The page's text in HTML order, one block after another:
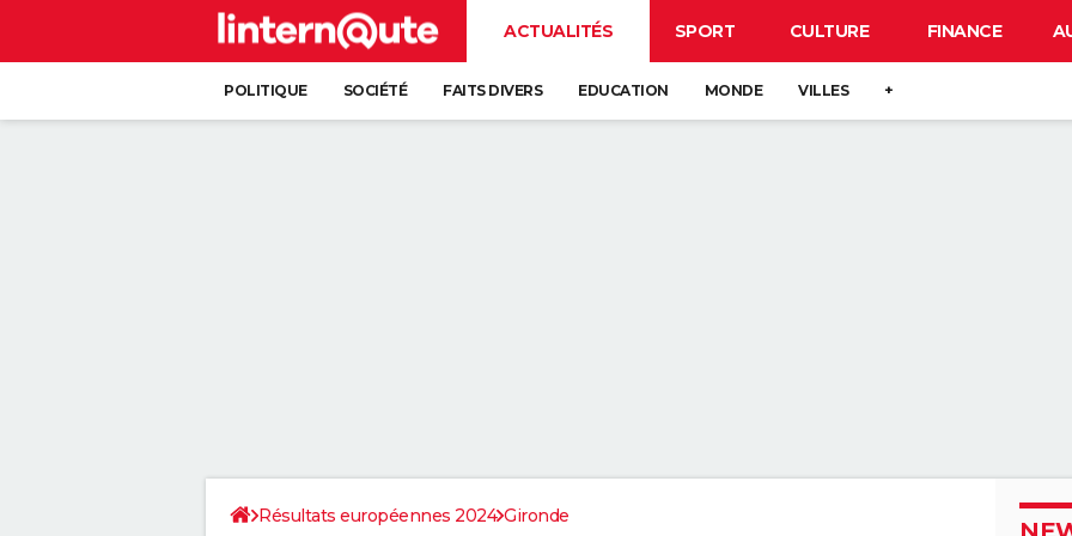
ACTUALITÉS SPORT CULTURE FINANCE
POLITIQUE SOCIÉTÉ FAITS DIVERS EDUCATION MONDE VILLES +
Résultats européennes 2024 Gironde